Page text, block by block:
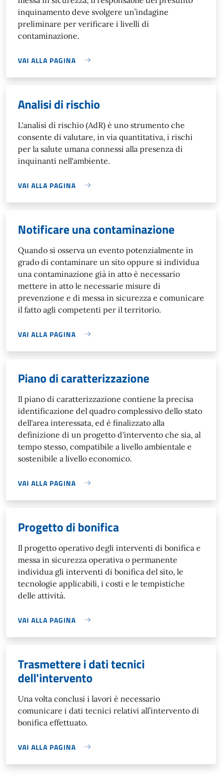
inquinamento deve svolgere un’indagine
preliminare per verificare i livelli di
contaminazione.
VAI ALLA PAGINA
Analisi di rischio
L'analisi di rischio (AdR) è uno strumento che
consente di valutare, in via quantitativa, i rischi
per la salute umana connessi alla presenza di
inquinanti nell'ambiente.
VAI ALLA PAGINA
Notificare una contaminazione
Quando si osserva un evento potenzialmente in
grado di contaminare un sito oppure si individua
una contaminazione già in atto è necessario
mettere in atto le necessarie misure di
prevenzione e di messa in sicurezza e comunicare
il fatto agli competenti per il territorio.
VAI ALLA PAGINA
Piano di caratterizzazione
Il piano di caratterizzazione contiene la precisa
identificazione del quadro complessivo dello stato
dell'area interessata, ed è finalizzato alla
definizione di un progetto d'intervento che sia, al
tempo stesso, compatibile a livello ambientale e
sostenibile a livello economico.
VAI ALLA PAGINA
Progetto di bonifica
Il progetto operativo degli interventi di bonifica e
messa in sicurezza operativa o permanente
individua gli interventi di bonifica del sito, le
tecnologie applicabili, i costi e le tempistiche
delle attività.
VAI ALLA PAGINA
Trasmettere i dati tecnici
dell'intervento
Una volta conclusi i lavori è necessario
comunicare i dati tecnici relativi all’intervento di
bonifica effettuato.
VAI ALLA PAGINA